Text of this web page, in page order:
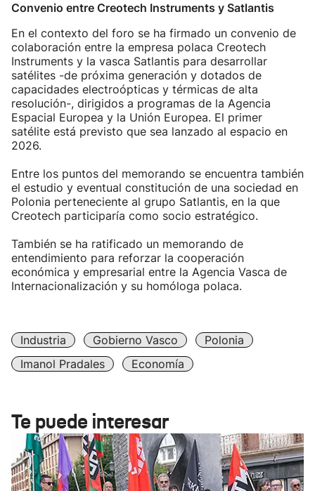
Convenio entre Creotech Instruments y Satlantis
En el contexto del foro se ha firmado un convenio de
colaboración entre la empresa polaca Creotech
Instruments y la vasca Satlantis para desarrollar
satélites -de próxima generación y dotados de
capacidades electroópticas y térmicas de alta
resolución-, dirigidos a programas de la Agencia
Espacial Europea y la Unión Europea. El primer
satélite está previsto que sea lanzado al espacio en
2026.
Entre los puntos del memorando se encuentra también
el estudio y eventual constitución de una sociedad en
Polonia perteneciente al grupo Satlantis, en la que
Creotech participaría como socio estratégico.
También se ha ratificado un memorando de
entendimiento para reforzar la cooperación
económica y empresarial entre la Agencia Vasca de
Internacionalización y su homóloga polaca.
Industria Gobierno Vasco
Polonia
Imanol Pradales
Economía
Te puede interesar